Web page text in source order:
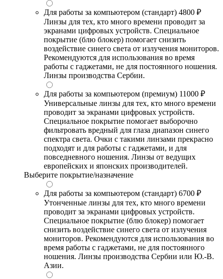
Для работы за компьютером (стандарт) 4800 ₽
Линзы для тех, кто много времени проводит за
экранами цифровых устройств. Специальное
покрытие (блю блокер) помогает снизить
воздействие синего света от излучения мониторов.
Рекомендуются для использования во время
работы с гаджетами, не для постоянного ношения.
Линзы производства Сербии.
Для работы за компьютером (премиум) 11000 ₽
Универсальные линзы для тех, кто много времени
проводит за экранами цифровых устройств.
Специальное покрытие помогает выборочно
фильтровать вредный для глаза диапазон синего
спектра света. Очки с такими линзами прекрасно
подходят и для работы с гаджетами, и для
повседневного ношения. Линзы от ведущих
европейских и японских производителей.
Выберите покрытие/назначение
Для работы за компьютером (стандарт) 6700 ₽
Утонченные линзы для тех, кто много времени
проводит за экранами цифровых устройств.
Специальное покрытие (блю блокер) помогает
снизить воздействие синего света от излучения
мониторов. Рекомендуются для использования во
время работы с гаджетами, не для постоянного
ношения. Линзы производства Сербии или Ю.-В.
Азии.